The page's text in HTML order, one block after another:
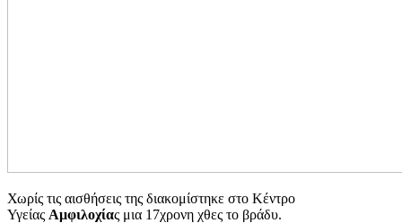
Χωρίς τις αισθήσεις της διακομίστηκε στο Κέντρο
Υγείας Αμφιλοχίας μια 17χρονη χθες το βράδυ.